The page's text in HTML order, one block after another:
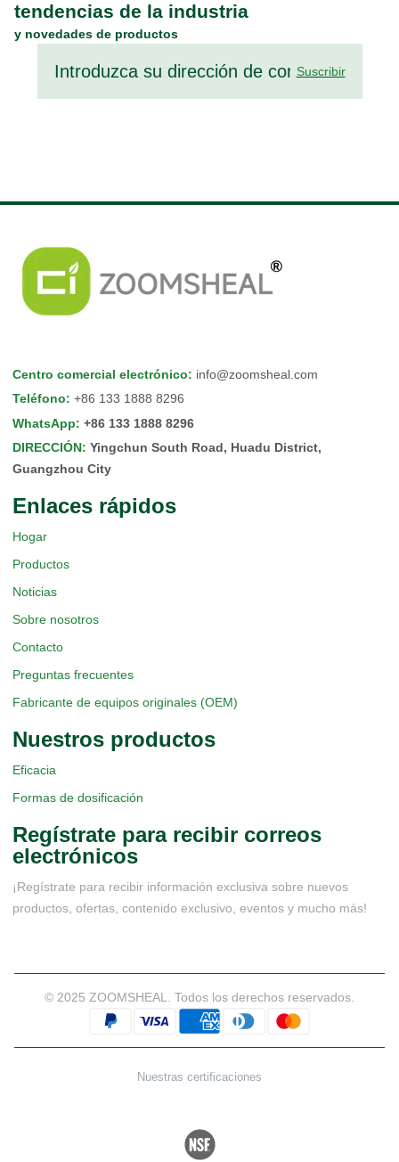
tendencias de la industria
y novedades de productos
Suscribir
Centro comercial electrónico: info@zoomsheal.com
Teléfono: +86 133 1888 8296
WhatsApp: +86 133 1888 8296
DIRECCIÓN: Yingchun South Road, Huadu District,
Guangzhou City
Enlaces rápidos
Hogar
Productos
Noticias
Sobre nosotros
Contacto
Preguntas frecuentes
Fabricante de equipos originales (OEM)
Nuestros productos
Eficacia
Formas de dosificación
Regístrate para recibir correos
electrónicos
¡Regístrate para recibir información exclusiva sobre nuevos
productos, ofertas, contenido exclusivo, eventos y mucho más!
© 2025 ZOOMSHEAL. Todos los derechos reservados.
Nuestras certificaciones